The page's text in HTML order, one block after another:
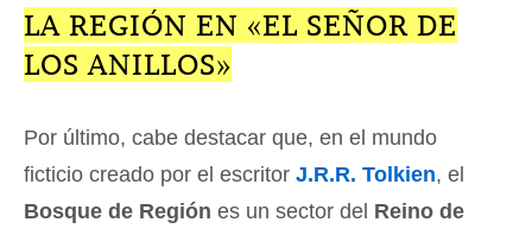
LA REGIÓN EN «EL SEÑOR DE
LOS ANILLOS»
Por último, cabe destacar que, en el mundo
ficticio creado por el escritor J.R.R. Tolkien, el
Bosque de Región es un sector del Reino de